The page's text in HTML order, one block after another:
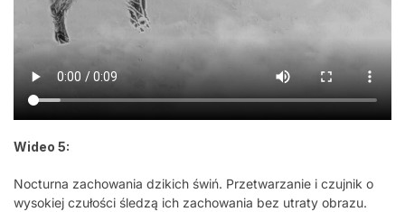
Wideo 5:
Nocturna zachowania dzikich świń. Przetwarzanie i czujnik o
wysokiej czułości śledzą ich zachowania bez utraty obrazu.